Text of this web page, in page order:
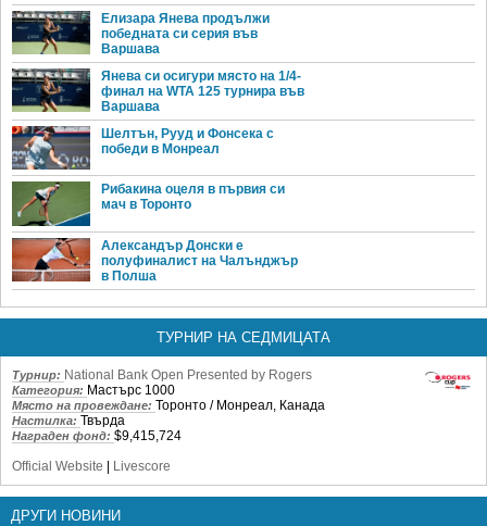
Елизара Янева продължи
победната си серия във
Варшава
Янева си осигури място на 1/4-
финал на WTA 125 турнира във
Варшава
Шелтън, Рууд и Фонсека с
победи в Монреал
Рибакина оцеля в първия си
мач в Торонто
Александър Донски е
полуфиналист на Чалънджър
в Полша
ТУРНИР НА СЕДМИЦАТА
Турнир: National Bank Open Presented by Rogers
Категория: Мастърс 1000
Място на провеждане: Торонто / Монреал, Канада
Настилка: Твърда
Награден фонд: $9,415,724
Official Website | Livescore
ДРУГИ НОВИНИ